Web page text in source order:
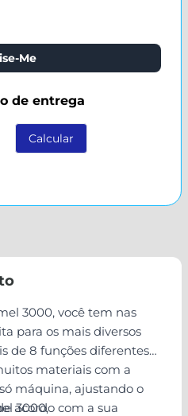
Me
de entrega
3000, você tem nas
para os mais diversos
de 8 funções diferentes
materiais com a
máquina, ajustando o
acordo com a sua
3000,